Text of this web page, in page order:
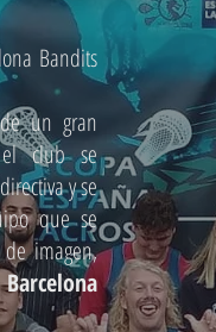
Bandits
un gran
club se
y se
que se
imagen,
Barcelona